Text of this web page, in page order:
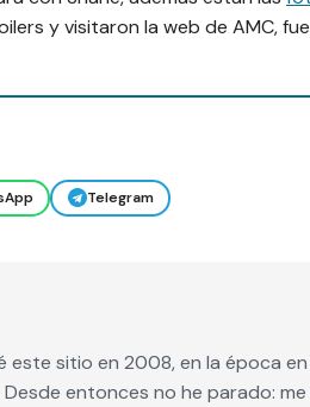
y visitaron la web de AMC,
Telegram
sitio en 2008, en la época
entonces no he parado: me